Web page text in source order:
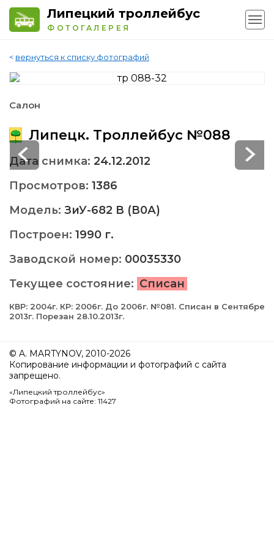
Липецкий троллейбус
ФОТОГАЛЕРЕЯ
< вернуться к списку фотографий
Салон
Липецк. Троллейбус №088
Дата снимка: 24.12.2012
Просмотров: 1386
Модель: ЗиУ-682 В (В0А)
Построен: 1990 г.
Заводской номер: 00035330
Текущее состояние: Списан
КВР: 2004г. КР: 2006г. До 2006г. №081. Списан в Сентябре
2013г. Порезан 28.10.2013г.
© A. MARTYNOV, 2010-2026
Копирование информации и фотографий с сайта
запрещено.
«Липецкий троллейбус»
Фотографий на сайте: 11427